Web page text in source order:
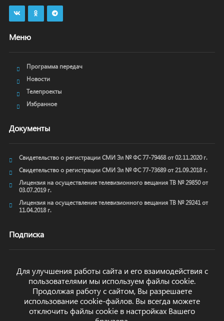
Меню
Программа передач
Новости
Телепроекты
Избранное
Документы
Свидетельство о регистрации СМИ Эл № ФС 77-79468 от 02.11.2020 г.
Свидетельство о регистрации СМИ Эл № ФС 77-73689 от 21.09.2018 г.
Лицензия на осуществление телевизионного вещания ТВ № 29850 от
03.07.2019 г.
Лицензия на осуществление телевизионного вещания ТВ № 29241 от
11.04.2018 г.
Подписка
ОТПРАВИТЬ
Для улучшения работы сайта и его взаимодействия с
пользователями мы используем файлы cookie.
Продолжая работу с сайтом, Вы разрешаете
использование cookie-файлов. Вы всегда можете
отключить файлы cookie в настройках Вашего